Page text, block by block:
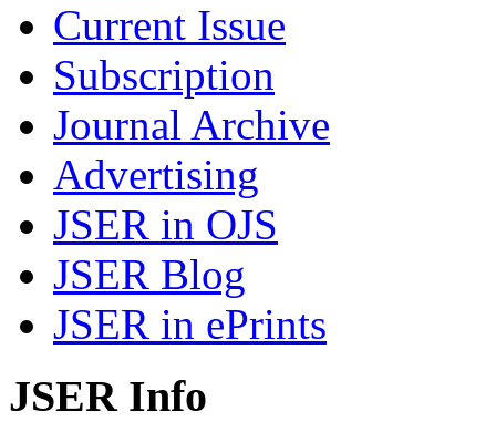
Current Issue
Subscription
Journal Archive
Advertising
JSER in OJS
JSER Blog
JSER in ePrints
JSER Info